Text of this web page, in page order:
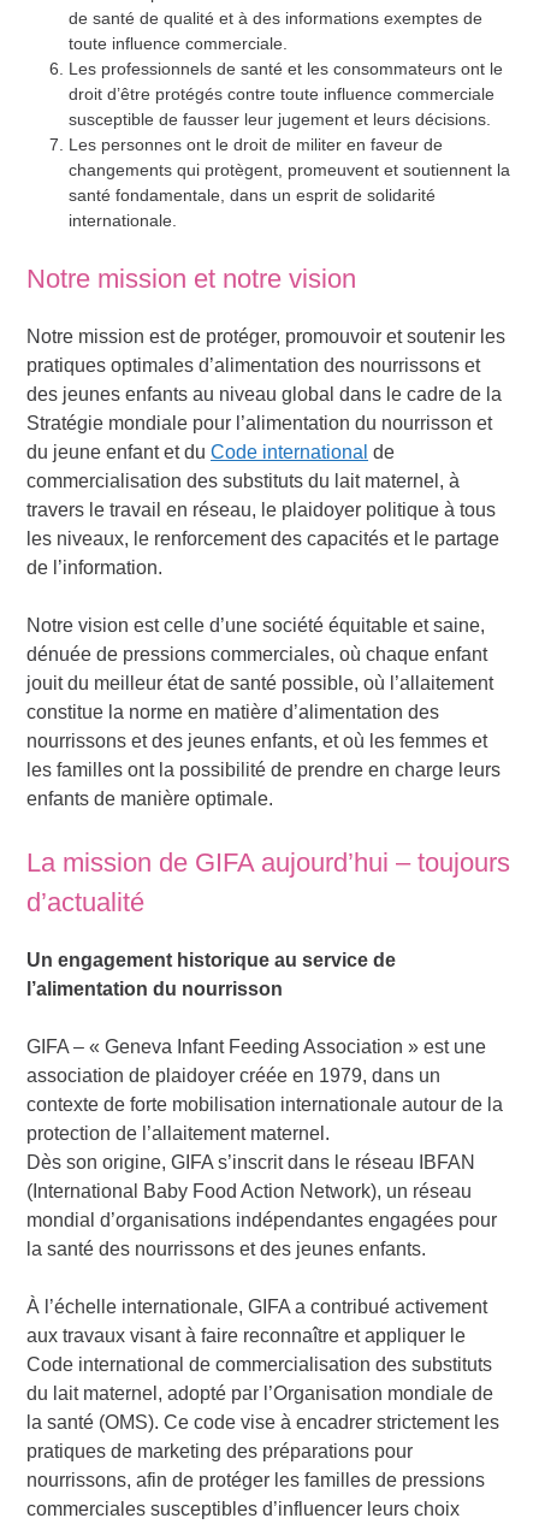
de santé de qualité et à des informations exemptes de
toute influence commerciale.
Les professionnels de santé et les consommateurs ont le
droit d’être protégés contre toute influence commerciale
susceptible de fausser leur jugement et leurs décisions.
Les personnes ont le droit de militer en faveur de
changements qui protègent, promeuvent et soutiennent la
santé fondamentale, dans un esprit de solidarité
internationale.
Notre mission et notre vision
Notre mission est de protéger, promouvoir et soutenir les
pratiques optimales d’alimentation des nourrissons et
des jeunes enfants au niveau global dans le cadre de la
Stratégie mondiale pour l’alimentation du nourrisson et
du jeune enfant et duCode international de
commercialisation des substituts du lait maternel, à
travers le travail en réseau, le plaidoyer politique à tous
les niveaux, le renforcement des capacités et le partage
de l’information.
Notre vision est celle d’une société équitable et saine,
dénuée de pressions commerciales, où chaque enfant
jouit du meilleur état de santé possible, où l’allaitement
constitue la norme en matière d’alimentation des
nourrissons et des jeunes enfants, et où les femmes et
les familles ont la possibilité de prendre en charge leurs
enfants de manière optimale.
La mission de GIFA aujourd’hui – toujours
d’actualité
Un engagement historique au service de
l’alimentation du nourrisson
GIFA – « Geneva Infant Feeding Association » est une
association de plaidoyer créée en 1979, dans un
contexte de forte mobilisation internationale autour de la
protection de l’allaitement maternel.
Dès son origine, GIFA s’inscrit dans le réseau IBFAN
(International Baby Food Action Network), un réseau
mondial d’organisations indépendantes engagées pour
la santé des nourrissons et des jeunes enfants.
À l’échelle internationale, GIFA a contribué activement
aux travaux visant à faire reconnaître et appliquer le
Code international de commercialisation des substituts
du lait maternel, adopté par l’Organisation mondiale de
la santé (OMS). Ce code vise à encadrer strictement les
pratiques de marketing des préparations pour
nourrissons, afin de protéger les familles de pressions
commerciales susceptibles d’influencer leurs choix